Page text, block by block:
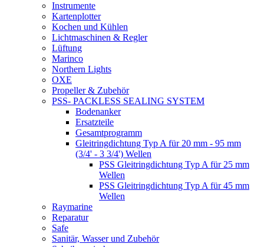
Instrumente
Kartenplotter
Kochen und Kühlen
Lichtmaschinen & Regler
Lüftung
Marinco
Northern Lights
OXE
Propeller & Zubehör
PSS- PACKLESS SEALING SYSTEM
Bodenanker
Ersatzteile
Gesamtprogramm
Gleitringdichtung Typ A für 20 mm - 95 mm
(3/4' - 3 3/4') Wellen
PSS Gleitringdichtung Typ A für 25 mm
Wellen
PSS Gleitringdichtung Typ A für 45 mm
Wellen
Raymarine
Reparatur
Safe
Sanitär, Wasser und Zubehör